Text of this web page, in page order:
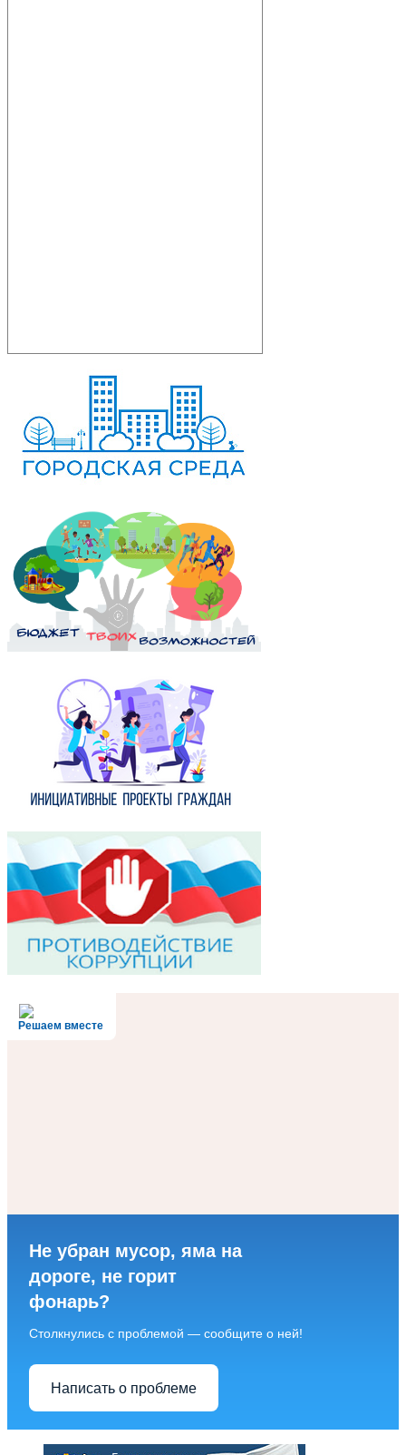
Решаем вместе
Не убран мусор, яма на
дороге, не горит
фонарь?
Столкнулись с проблемой — сообщите о ней!
Написать о проблеме